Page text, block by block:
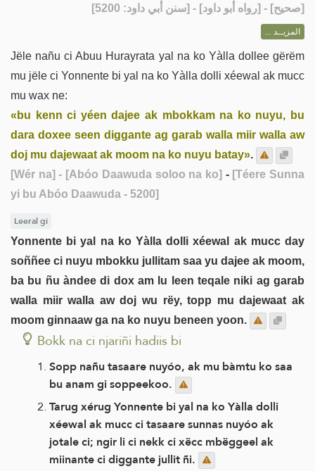
[صحيح] - [رواه أبو داود] - [سنن أبي داود: 5200]
المزيــد ...
Jële nañu ci Abuu Hurayrata yal na ko Yàlla dollee gërëm
mu jële ci Yonnente bi yal na ko Yàlla dolli xéewal ak mucc
mu wax ne:
«bu kenn ci yéen dajee ak mbokkam na ko nuyu, bu
dara doxee seen diggante ag garab walla miir walla aw
doj mu dajewaat ak moom na ko nuyu batay».
[Wér na] - [Abóo Daawuda soloo na ko] - [Téere Sunna
yi bu Abóo Daawuda - 5200]
Leeral gi
Yonnente bi yal na ko Yàlla dolli xéewal ak mucc day
soññee ci nuyu mbokku jullitam saa yu dajee ak moom,
ba bu ñu àndee di dox am lu leen teqale niki ag garab
walla miir walla aw doj wu rëy, topp mu dajewaat ak
moom ginnaaw ga na ko nuyu beneen yoon.
Bokk na ci njariñi hadiis bi
Sopp nañu tasaare nuyóo, ak mu bàmtu ko saa
bu anam gi soppeekoo.
Tarug xérug Yonnente bi yal na ko Yàlla dolli
xéewal ak mucc ci tasaare sunnas nuyóo ak
jotale ci; ngir li ci nekk ci xëcc mbëggeel ak
miinante ci diggante jullit ñi.